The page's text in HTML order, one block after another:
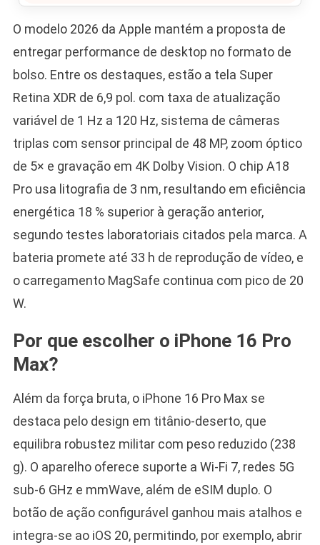
O modelo 2026 da Apple mantém a proposta de
entregar performance de desktop no formato de
bolso. Entre os destaques, estão a tela Super
Retina XDR de 6,9 pol. com taxa de atualização
variável de 1 Hz a 120 Hz, sistema de câmeras
triplas com sensor principal de 48 MP, zoom óptico
de 5× e gravação em 4K Dolby Vision. O chip A18
Pro usa litografia de 3 nm, resultando em eficiência
energética 18 % superior à geração anterior,
segundo testes laboratoriais citados pela marca. A
bateria promete até 33 h de reprodução de vídeo, e
o carregamento MagSafe continua com pico de 20
W.
Por que escolher o iPhone 16 Pro
Max?
Além da força bruta, o iPhone 16 Pro Max se
destaca pelo design em titânio-deserto, que
equilibra robustez militar com peso reduzido (238
g). O aparelho oferece suporte a Wi-Fi 7, redes 5G
sub-6 GHz e mmWave, além de eSIM duplo. O
botão de ação configurável ganhou mais atalhos e
integra-se ao iOS 20, permitindo, por exemplo, abrir